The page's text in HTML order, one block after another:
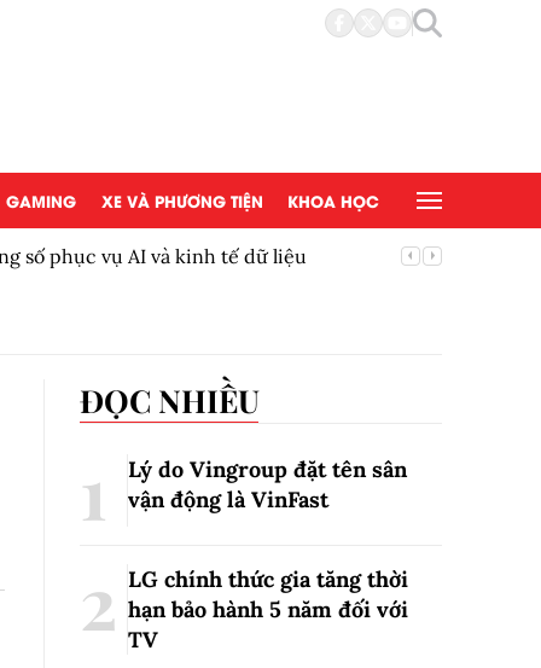
GAMING XE VÀ PHƯƠNG TIỆN KHOA HỌC
số phục vụ AI và kinh tế dữ liệu
ĐỌC NHIỀU
Lý do Vingroup đặt tên sân
vận động là VinFast
LG chính thức gia tăng thời
hạn bảo hành 5 năm đối với
TV